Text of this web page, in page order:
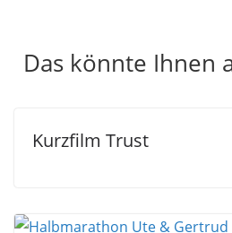
Das könnte Ihnen
Kurzfilm Trust